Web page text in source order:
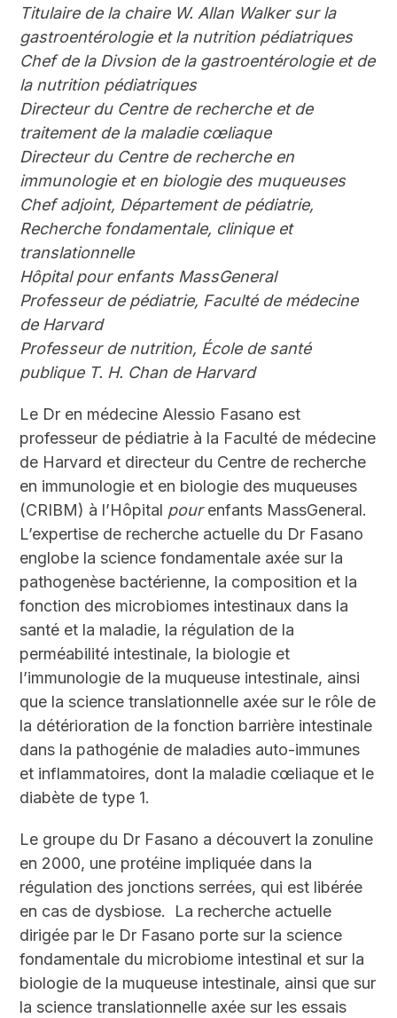
Titulaire de la chaire W. Allan Walker sur la
gastroentérologie et la nutrition pédiatriques
Chef de la Divsion de la gastroentérologie et de
la nutrition pédiatriques
Directeur du Centre de recherche et de
traitement de la maladie cœliaque
Directeur du Centre de recherche en
immunologie et en biologie des muqueuses
Chef adjoint, Département de pédiatrie,
Recherche fondamentale, clinique et
translationnelle
Hôpital pour enfants MassGeneral
Professeur de pédiatrie, Faculté de médecine
de Harvard
Professeur de nutrition, École de santé
publique T. H. Chan de Harvard
Le Dr en médecine Alessio Fasano est
professeur de pédiatrie à la Faculté de médecine
de Harvard et directeur du Centre de recherche
en immunologie et en biologie des muqueuses
(CRIBM) à l’Hôpital pourenfants MassGeneral.
L’expertise de recherche actuelle du Dr Fasano
englobe la science fondamentale axée sur la
pathogenèse bactérienne, la composition et la
fonction des microbiomes intestinaux dans la
santé et la maladie, la régulation de la
perméabilité intestinale, la biologie et
l’immunologie de la muqueuse intestinale, ainsi
que la science translationnelle axée sur le rôle de
la détérioration de la fonction barrière intestinale
dans la pathogénie de maladies auto-immunes
et inflammatoires, dont la maladie cœliaque et le
diabète de type 1.
Le groupe du Dr Fasano a découvert la zonuline
en 2000, une protéine impliquée dans la
régulation des jonctions serrées, qui est libérée
en cas de dysbiose. La recherche actuelle
dirigée par le Dr Fasano porte sur la science
fondamentale du microbiome intestinal et sur la
biologie de la muqueuse intestinale, ainsi que sur
la science translationnelle axée sur les essais